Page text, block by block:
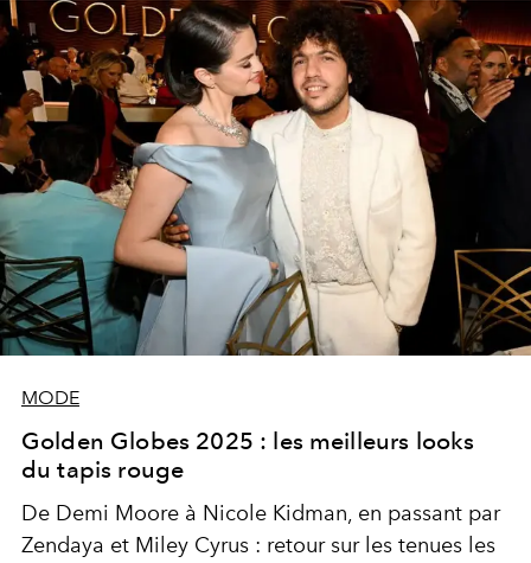
MODE
Golden Globes 2025 : les meilleurs looks
du tapis rouge
De Demi Moore à Nicole Kidman, en passant par
Zendaya et Miley Cyrus : retour sur les tenues les